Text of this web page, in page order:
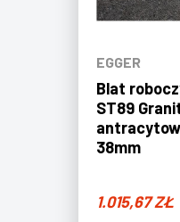
EGGER
Blat
ST89
38mm
1.015,67ZŁ